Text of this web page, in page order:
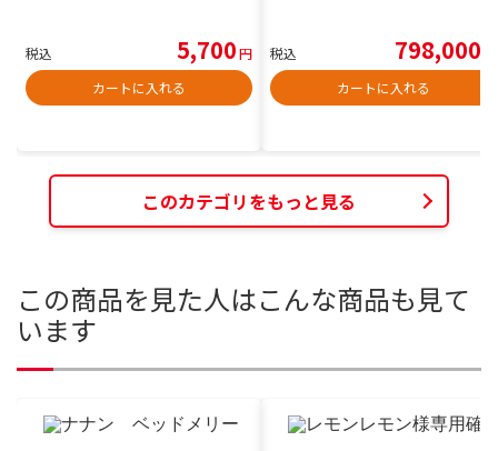
税込 5,700円
カートに入れる
税込 798,000
カートに入れる
このカテゴリをもっと見る
この商品を見た人はこんな商品も見て
います